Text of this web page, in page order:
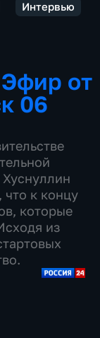
Интервью
от
06
к концу
которые
из